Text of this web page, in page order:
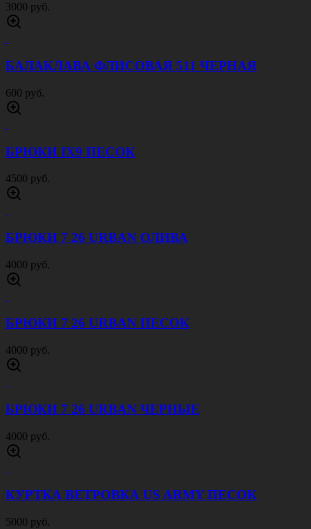
3000 руб.
БАЛАКЛАВА ФЛИСОВАЯ 511 ЧЕРНАЯ
600 руб.
БРЮКИ IX9 ПЕСОК
4500 руб.
БРЮКИ 7 26 URBAN ОЛИВА
4000 руб.
БРЮКИ 7 26 URBAN ПЕСОК
4000 руб.
БРЮКИ 7 26 URBAN ЧЕРНЫЕ
4000 руб.
КУРТКА ВЕТРОВКА US ARMY ПЕСОК
5000 руб.